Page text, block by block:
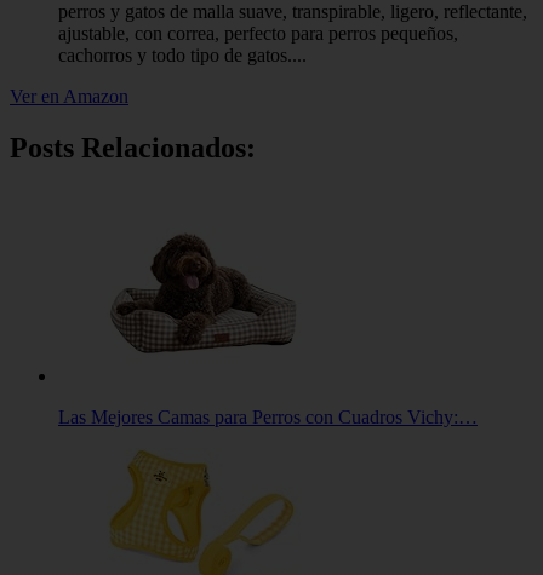
perros y gatos de malla suave, transpirable, ligero, reflectante,
ajustable, con correa, perfecto para perros pequeños,
cachorros y todo tipo de gatos....
Ver en Amazon
Posts Relacionados:
Las Mejores Camas para Perros con Cuadros Vichy:…